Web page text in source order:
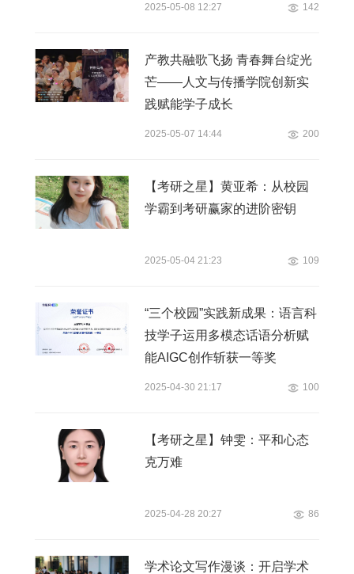
2025-05-08 12:27 142
产教共融歌飞扬 青春舞台绽光
芒——人文与传播学院创新实
践赋能学子成长
2025-05-07 14:44 200
【考研之星】黄亚希：从校园
学霸到考研赢家的进阶密钥
2025-05-04 21:23 109
“三个校园”实践新成果：语言科
技学子运用多模态话语分析赋
能AIGC创作斩获一等奖
2025-04-30 21:17 100
【考研之星】钟雯：平和心态
克万难
2025-04-28 20:27 86
学术论文写作漫谈：开启学术